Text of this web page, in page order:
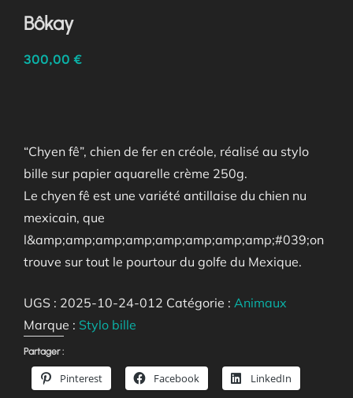
Bôkay
300,00 €
“Chyen fê”, chien de fer en créole, réalisé au stylo
bille sur papier aquarelle crème 250g.
Le chyen fê est une variété antillaise du chien nu
mexicain, que
l&amp;amp;amp;amp;amp;amp;amp;amp;#039;on
trouve sur tout le pourtour du golfe du Mexique.
UGS : 2025-10-24-012 Catégorie : Animaux
Marque : Stylo bille
Partager :
Pinterest Facebook LinkedIn